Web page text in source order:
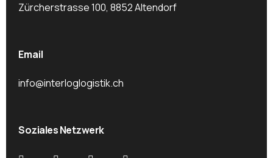
Zürcherstrasse 100, 8852 Altendorf
Email
info@interloglogistik.ch
Soziales Netzwerk